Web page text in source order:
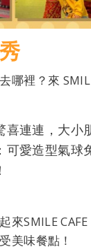
哪裡？來
喜連連，大小
：可愛造型氣球
來SMILE
美味餐點！